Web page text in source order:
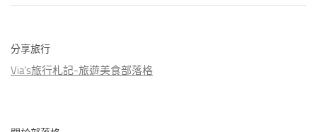
分享旅行
Via's旅行札記-旅遊美食部落格